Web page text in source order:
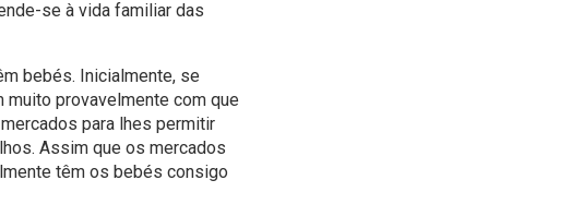
se à vida familiar das
bebés. Inicialmente, se
provavelmente com que
para lhes permitir
Assim que os mercados
têm os bebés consigo